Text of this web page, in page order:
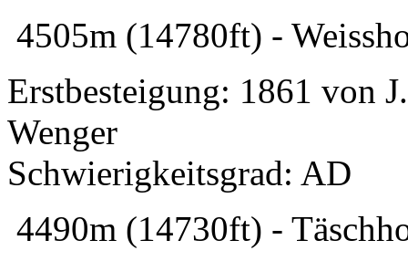
4505m (14780ft) -
Erstbesteigung: 1861 von
Wenger
Schwierigkeitsgrad: AD
4490m (14730ft) -